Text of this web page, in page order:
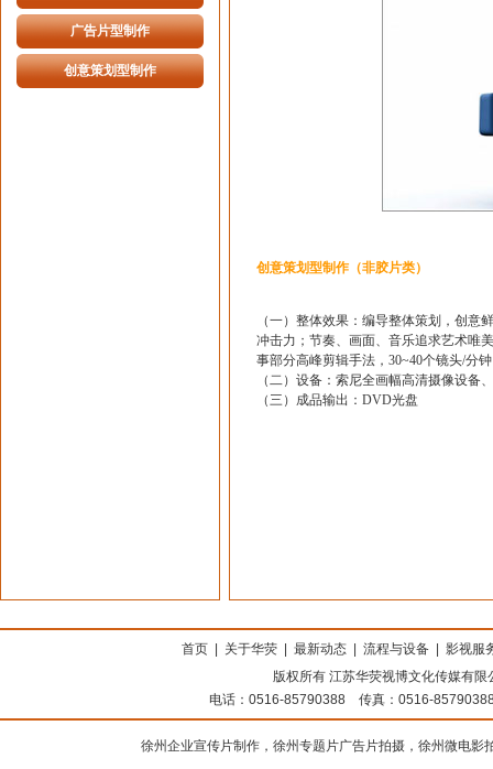
广告片型制作
创意策划型制作
创意策划型制作（非胶片类）
（一）整体效果：编导整体策划，创意
冲击力；节奏、画面、音乐追求艺术唯
事部分高峰剪辑手法，30~40个镜头/分
（二）设备：索尼全画幅高清摄像设备
（三）成品输出：DVD光盘
首页 关于华荧 最新动态 流程与设备
影视服
版权所有 江苏华荧视博文化传媒有
电话：0516-85790388 传真：0516-
徐州企业宣传片制作，徐州专题片广告片拍摄，徐州微电